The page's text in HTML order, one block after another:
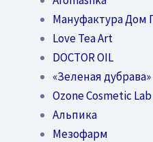
Мануфактура Дом
Love Tea Art
DOCTOR OIL
«Зеленая дубрава»
Ozone Cosmetic Lab
Альпика
Мезофарм